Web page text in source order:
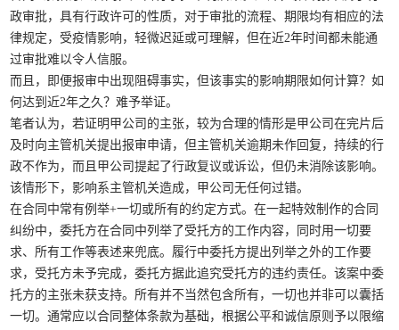
政审批，具有行政许可的性质，对于审批的流程、期限均有相应的法
律规定，受疫情影响，轻微迟延或可理解，但在近2年时间都未能通
过审批难以令人信服。
而且，即便报审中出现阻碍事实，但该事实的影响期限如何计算？如
何达到近2年之久？难予举证。
笔者认为，若证明甲公司的主张，较为合理的情形是甲公司在完片后
及时向主管机关提出报审申请，但主管机关逾期未作回复，持续的行
政不作为，而且甲公司提起了行政复议或诉讼，但仍未消除该影响。
该情形下，影响系主管机关造成，甲公司无任何过错。
在合同中常有例举+一切或所有的约定方式。在一起特效制作的合同
纠纷中，委托方在合同中列举了受托方的工作内容，同时用一切要
求、所有工作等表述来兜底。履行中委托方提出列举之外的工作要
求，受托方未予完成，委托方据此追究受托方的违约责任。该案中委
托方的主张未获支持。所有并不当然包含所有，一切也并非可以囊括
一切。通常应以合同整体条款为基础，根据公平和诚信原则予以限缩